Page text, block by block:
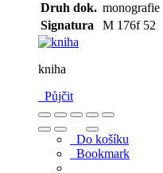
Druh dok. monografie
Signatura
M 176f 52
kniha
Půjčit
Do košíku
Bookmark